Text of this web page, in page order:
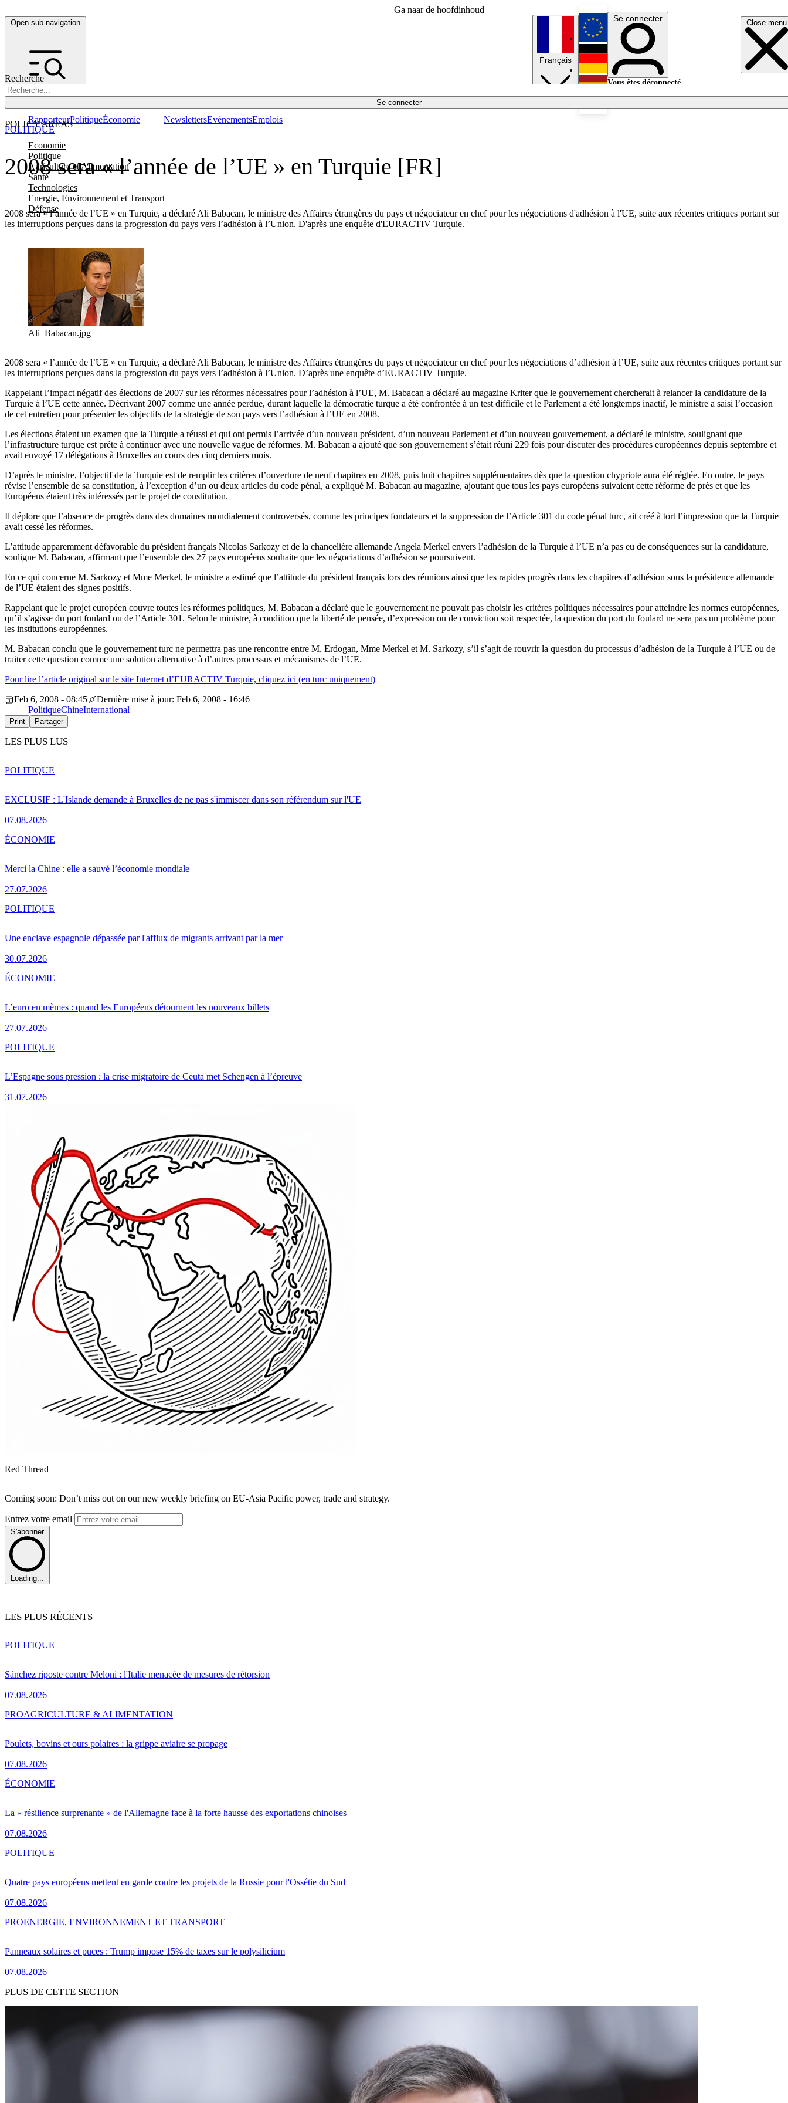
Ga naar de hoofdinhoud
Open sub navigation Close menu
Recherche
Se connecter
POLICY AREAS
Economie
Politique
Agriculture et Alimentation
Santé
Technologies
Energie, Environnement et Transport
Défense
RapporteurPolitiqueÉconomie NewslettersEvénementsEmplois
Français
English
Deutsch
Se connecter
Vous êtes déconnecté.
2008 sera « l’année de l’UE » en Turquie [FR]
2008 sera « l’année de l’UE » en Turquie, a déclaré Ali Babacan, le ministre des Affaires étrangères du pays et négociateur en chef pour les négociations d'adhésion à l'UE, suite aux récentes critiques portant sur
les interruptions perçues dans la progression du pays vers l’adhésion à l’Union. D'après une enquête d'EURACTIV Turquie.
POLITIQUE
Ali_Babacan.jpg
2008 sera « l’année de l’UE » en Turquie, a déclaré Ali Babacan, le ministre des Affaires étrangères du pays et négociateur en chef pour les négociations d’adhésion à l’UE, suite aux récentes critiques portant sur
les interruptions perçues dans la progression du pays vers l’adhésion à l’Union. D’après une enquête d’EURACTIV Turquie.
Rappelant l’impact négatif des élections de 2007 sur les réformes nécessaires pour l’adhésion à l’UE, M. Babacan a déclaré au magazine Kriter que le gouvernement chercherait à relancer la candidature de la
Turquie à l’UE cette année. Décrivant 2007 comme une année perdue, durant laquelle la démocratie turque a été confrontée à un test difficile et le Parlement a été longtemps inactif, le ministre a saisi l’occasion
de cet entretien pour présenter les objectifs de la stratégie de son pays vers l’adhésion à l’UE en 2008.
Les élections étaient un examen que la Turquie a réussi et qui ont permis l’arrivée d’un nouveau président, d’un nouveau Parlement et d’un nouveau gouvernement, a déclaré le ministre, soulignant que
l’infrastructure turque est prête à continuer avec une nouvelle vague de réformes. M. Babacan a ajouté que son gouvernement s’était réuni 229 fois pour discuter des procédures européennes depuis septembre et
avait envoyé 17 délégations à Bruxelles au cours des cinq derniers mois.
D’après le ministre, l’objectif de la Turquie est de remplir les critères d’ouverture de neuf chapitres en 2008, puis huit chapitres supplémentaires dès que la question chypriote aura été réglée. En outre, le pays
révise l’ensemble de sa constitution, à l’exception d’un ou deux articles du code pénal, a expliqué M. Babacan au magazine, ajoutant que tous les pays européens suivaient cette réforme de près et que les
Européens étaient très intéressés par le projet de constitution.
Il déplore que l’absence de progrès dans des domaines mondialement controversés, comme les principes fondateurs et la suppression de l’Article 301 du code pénal turc, ait créé à tort l’impression que la Turquie
avait cessé les réformes.
L’attitude apparemment défavorable du président français Nicolas Sarkozy et de la chancelière allemande Angela Merkel envers l’adhésion de la Turquie à l’UE n’a pas eu de conséquences sur la candidature,
souligne M. Babacan, affirmant que l’ensemble des 27 pays européens souhaite que les négociations d’adhésion se poursuivent.
En ce qui concerne M. Sarkozy et Mme Merkel, le ministre a estimé que l’attitude du président français lors des réunions ainsi que les rapides progrès dans les chapitres d’adhésion sous la présidence allemande
de l’UE étaient des signes positifs.
Rappelant que le projet européen couvre toutes les réformes politiques, M. Babacan a déclaré que le gouvernement ne pouvait pas choisir les critères politiques nécessaires pour atteindre les normes européennes,
qu’il s’agisse du port foulard ou de l’Article 301. Selon le ministre, à condition que la liberté de pensée, d’expression ou de conviction soit respectée, la question du port du foulard ne sera pas un problème pour
les institutions européennes.
M. Babacan conclu que le gouvernement turc ne permettra pas une rencontre entre M. Erdogan, Mme Merkel et M. Sarkozy, s’il s’agit de rouvrir la question du processus d’adhésion de la Turquie à l’UE ou de
traiter cette question comme une solution alternative à d’autres processus et mécanismes de l’UE.
Pour lire l’article original sur le site Internet d’EURACTIV Turquie, cliquez ici (en turc uniquement)
Feb 6, 2008 - 08:45
Dernière mise à jour: Feb 6, 2008 - 16:46
PolitiqueChineInternational
Print Partager
LES PLUS LUS
EXCLUSIF : L'Islande demande à Bruxelles de ne pas s'immiscer dans son référendum sur l'UE
07.08.2026
POLITIQUE
Merci la Chine : elle a sauvé l’économie mondiale
27.07.2026
ÉCONOMIE
Une enclave espagnole dépassée par l'afflux de migrants arrivant par la mer
30.07.2026
POLITIQUE
L’euro en mèmes : quand les Européens détournent les nouveaux billets
27.07.2026
ÉCONOMIE
L’Espagne sous pression : la crise migratoire de Ceuta met Schengen à l’épreuve
31.07.2026
POLITIQUE
Red Thread
Coming soon: Don’t miss out on our new weekly briefing on EU-Asia Pacific power, trade and strategy.
Entrez votre email
S'abonner
Loading...
LES PLUS RÉCENTS
Sánchez riposte contre Meloni : l'Italie menacée de mesures de rétorsion
07.08.2026
POLITIQUE
Poulets, bovins et ours polaires : la grippe aviaire se propage
07.08.2026
PROAGRICULTURE & ALIMENTATION
La « résilience surprenante » de l'Allemagne face à la forte hausse des exportations chinoises
07.08.2026
ÉCONOMIE
Quatre pays européens mettent en garde contre les projets de la Russie pour l'Ossétie du Sud
07.08.2026
POLITIQUE
Panneaux solaires et puces : Trump impose 15% de taxes sur le polysilicium
07.08.2026
PROENERGIE, ENVIRONNEMENT ET TRANSPORT
PLUS DE CETTE SECTION